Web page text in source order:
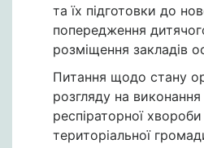
та їх підготовки до
попередження
розміщення закладів
Питання щодо стану
розгляду на
респіраторної
територіальної